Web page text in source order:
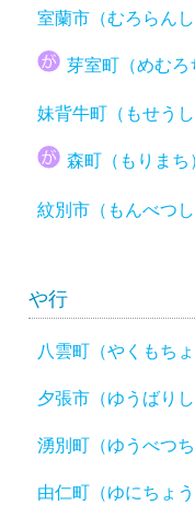
室蘭市（むろらんし
芽室町（めむろ
妹背牛町（もせうし
森町（もりまち
紋別市（もんべつし
や行
八雲町（やくもちょ
夕張市（ゆうばりし
湧別町（ゆうべつち
由仁町（ゆにちょう